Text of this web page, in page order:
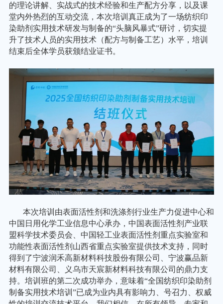
的理论讲解、实战式的技术经验和生产配方分享，以及课
堂内外热烈的互动交流，本次培训真正成为了一场纺织印
染助剂实用技术研发与制备的“头脑风暴式”研讨，切实提
升了技术人员的实用技术（配方与制备工艺）水平，培训
结束后全体学员获颁结业证书。
本次培训由表面活性剂和洗涤剂行业生产力促进中心和
中国日用化学工业信息中心承办，中国表面活性剂产业联
盟科学技术委员会、中国轻工业表面活性剂重点实验室和
功能性表面活性剂山西省重点实验室提供技术支持，同时
得到了宁波润禾高新材料科技股份有限公司、宁波赢品新
材料有限公司、义乌市天宸新材料科技有限公司的鼎力支
持。培训班的第二次成功举办，意味着“全国纺织印染助剂
制备实用技术培训”已成为业内具有影响力、号召力、权威